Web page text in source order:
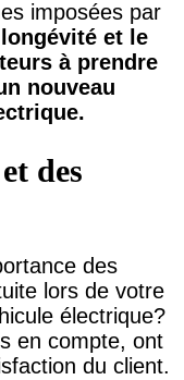
imposées par
et le
à prendre
nouveau
des
des
lors de votre
électrique?
en compte, ont
du client.